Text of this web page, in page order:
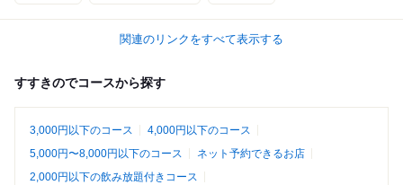
関連のリンクをすべて表示する
すすきのでコースから探す
3,000円以下のコース
4,000円以下のコース
5,000円〜8,000円以下のコース
ネット予約できるお店
2,000円以下の飲み放題付きコース